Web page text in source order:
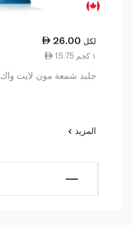
26.00 لكل
15.75 ١ كجم
جليد شمعة مون لايت واك 2 في 1
المزيد